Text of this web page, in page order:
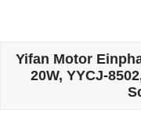
Yifan Motor
20W, YYCJ-